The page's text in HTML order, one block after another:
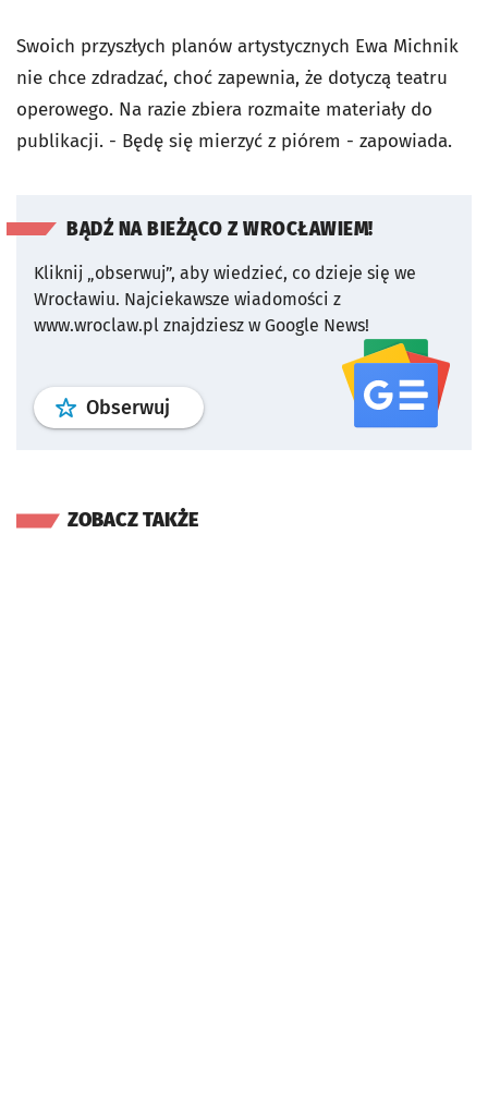
Swoich przyszłych planów artystycznych Ewa Michnik
nie chce zdradzać, choć zapewnia, że dotyczą teatru
operowego. Na razie zbiera rozmaite materiały do
publikacji. - Będę się mierzyć z piórem - zapowiada.
BĄDŹ NA BIEŻĄCO Z WROCŁAWIEM!
Kliknij „obserwuj”, aby wiedzieć, co dzieje się we
Wrocławiu. Najciekawsze wiadomości z
www.wroclaw.pl znajdziesz w Google News!
Obserwuj profil serwisu
ZOBACZ TAKŻE